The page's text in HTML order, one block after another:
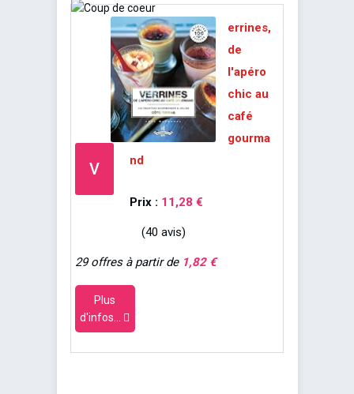
V
errines,
de
l'apéro
chic au
café
gourma
nd
Prix : 11,28 €
(40 avis)
29 offres à partir de 1,82 €
Plus
d'infos...